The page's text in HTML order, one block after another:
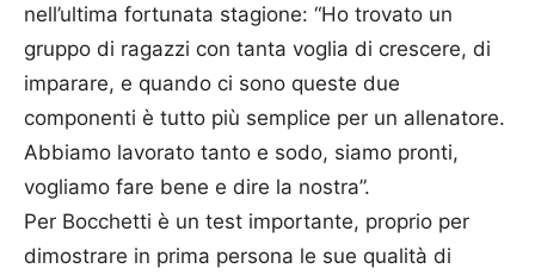
nell’ultima fortunata stagione: “Ho trovato un
gruppo di ragazzi con tanta voglia di crescere, di
imparare, e quando ci sono queste due
componenti è tutto più semplice per un allenatore.
Abbiamo lavorato tanto e sodo, siamo pronti,
vogliamo fare bene e dire la nostra”.
Per Bocchetti è un test importante, proprio per
dimostrare in prima persona le sue qualità di